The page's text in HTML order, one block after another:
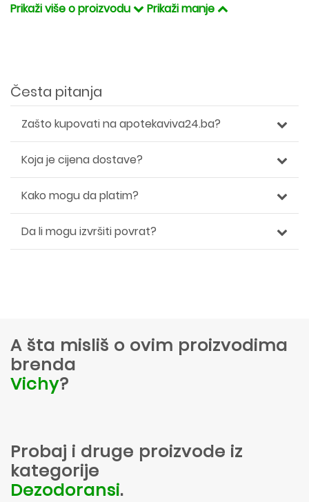
Prikaži više o proizvodu
Prikaži manje
Česta pitanja
Zašto kupovati na apotekaviva24.ba?
Koja je cijena dostave?
Kako mogu da platim?
Da li mogu izvršiti povrat?
A šta misliš o ovim proizvodima
brenda
Vichy?
Probaj i druge proizvode iz
kategorije
Dezodoransi.